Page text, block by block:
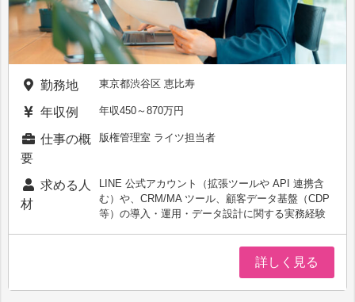
勤務地 東京都渋谷区 恵比寿
年収例 年収450～870万円
仕事の概
要
版権管理室 ライツ担当者
求める人
材
LINE 公式アカウント（拡張ツールや API 連携含
む）や、CRM/MA ツール、顧客データ基盤（CDP
等）の導入・運用・データ設計に関する実務経験
詳しく見る